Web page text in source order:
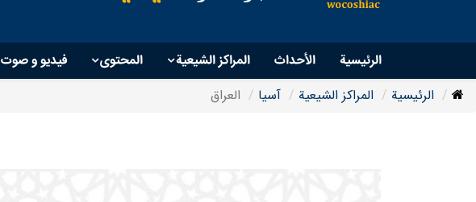
الرئيسية الأحداث المراكز الشيعية المحتوی فیدیو و صوت
الرئيسية المراکز الشیعیة آسیا العراق